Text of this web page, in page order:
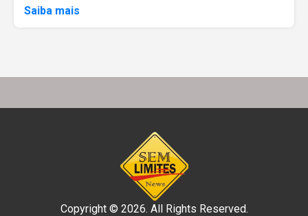
Saiba mais
Copyright © 2026. All Rights Reserved.